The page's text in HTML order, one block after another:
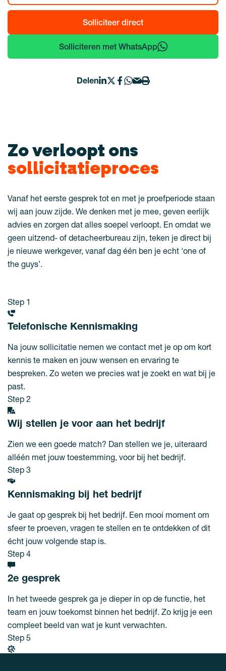
Solliciteer direct
Solliciteren met WhatsApp
Delen
Zo verloopt ons
sollicitatieproces
Vanaf het eerste gesprek tot en met je proefperiode staan
wij aan jouw zijde. We denken met je mee, geven eerlijk
advies en zorgen dat alles soepel verloopt. En omdat we
geen uitzend- of detacheerbureau zijn, teken je direct bij
je nieuwe werkgever, vanaf dag één ben je echt ‘one of
the guys’.
Step 1
Telefonische Kennismaking
Na jouw sollicitatie nemen we contact met je op om kort
kennis te maken en jouw wensen en ervaring te
bespreken. Zo weten we precies wat je zoekt en wat bij je
past.
Step 2
Wij stellen je voor aan het bedrijf
Zien we een goede match? Dan stellen we je, uiteraard
alléén met jouw toestemming, voor bij het bedrijf.
Step 3
Kennismaking bij het bedrijf
Je gaat op gesprek bij het bedrijf. Een mooi moment om
sfeer te proeven, vragen te stellen en te ontdekken of dit
écht jouw volgende stap is.
Step 4
2e gesprek
In het tweede gesprek ga je dieper in op de functie, het
team en jouw toekomst binnen het bedrijf. Zo krijg je een
compleet beeld van wat je kunt verwachten.
Step 5